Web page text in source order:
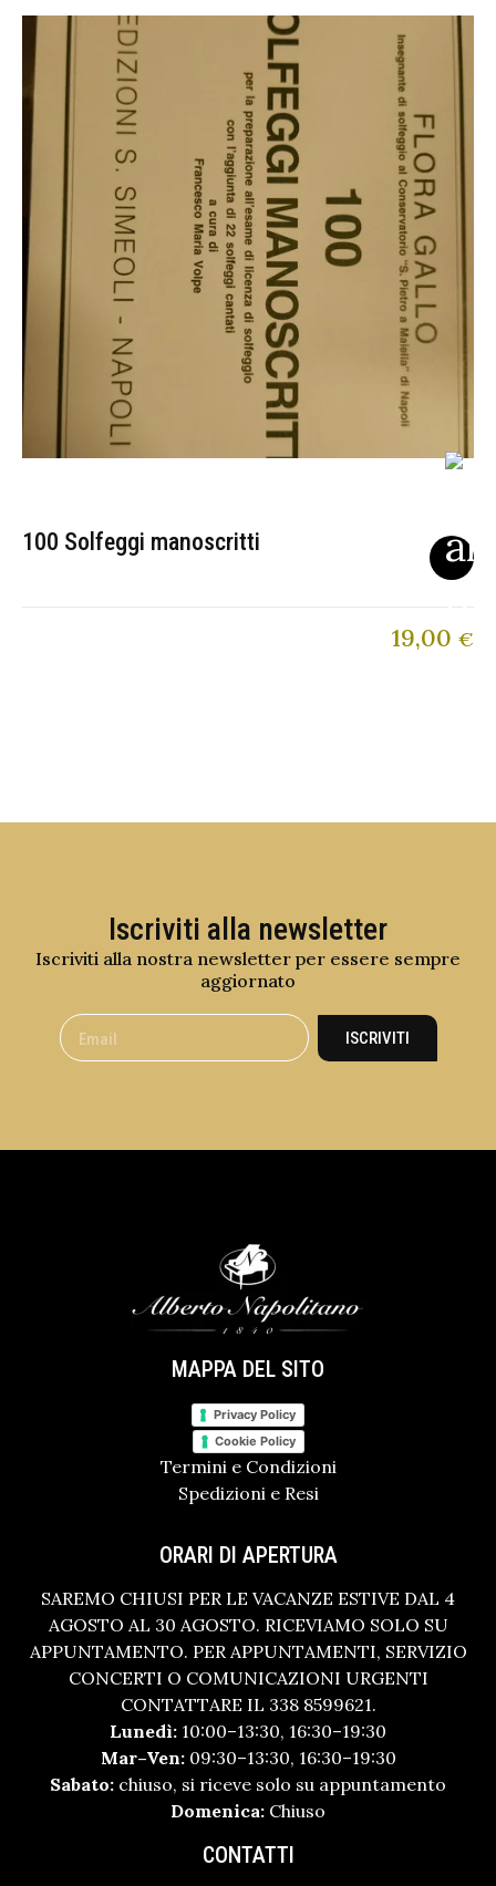
100 Solfeggi manoscritti
19,00 €
Iscriviti alla newsletter
Iscriviti alla nostra newsletter per essere sempre
aggiornato
ISCRIVITI
MAPPA DEL SITO
Privacy Policy
Cookie Policy
Termini e Condizioni
Spedizioni e Resi
ORARI DI APERTURA
SAREMO CHIUSI PER LE VACANZE ESTIVE DAL 4
AGOSTO AL 30 AGOSTO. RICEVIAMO SOLO SU
APPUNTAMENTO. PER APPUNTAMENTI, SERVIZIO
CONCERTI O COMUNICAZIONI URGENTI
CONTATTARE IL 338 8599621.
Lunedì: 10:00–13:30, 16:30–19:30
Mar–Ven:09:30–13:30, 16:30–19:30
Sabato: chiuso, si riceve solo su appuntamento
Domenica: Chiuso
CONTATTI